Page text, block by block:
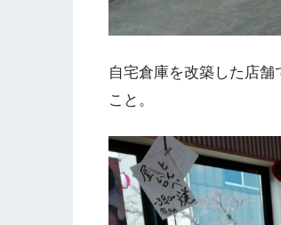
自宅倉庫を改築した店舗
こと。